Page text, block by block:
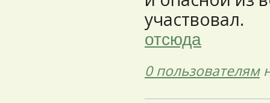
участвовал.
отсюда
0 пользователям